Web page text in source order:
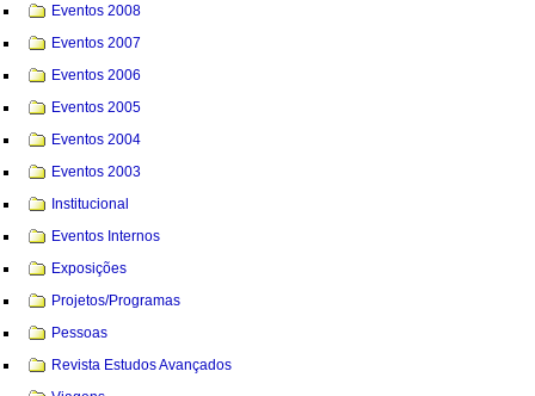
Eventos 2008
Eventos 2007
Eventos 2006
Eventos 2005
Eventos 2004
Eventos 2003
Institucional
Eventos Internos
Exposições
Projetos/Programas
Pessoas
Revista Estudos Avançados